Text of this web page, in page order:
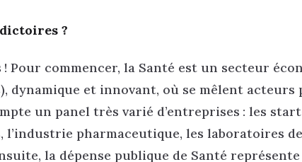
?
! Pour commencer, la Santé est un secteur
dynamique et innovant, où se mêlent acteurs
un panel très varié d’entreprises : les
pharmaceutique, les laboratoires
la dépense publique de Santé représente